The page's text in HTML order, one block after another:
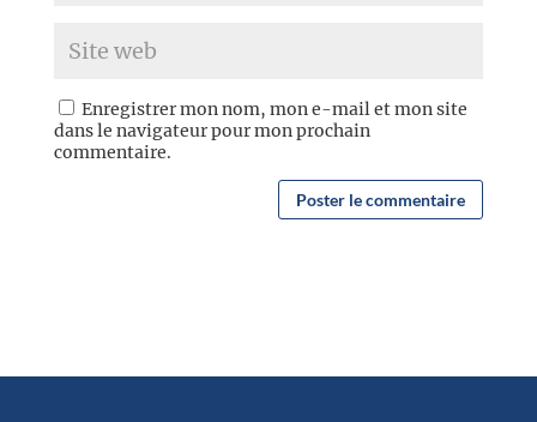
Enregistrer mon nom, mon e-mail et mon site
dans le navigateur pour mon prochain
commentaire.